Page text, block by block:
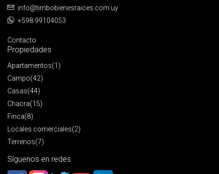
info@timbobienesraices.com.uy
+598 99104053
Contacto
Propiedades
Apartamentos(1)
Campo(42)
Casas(44)
Chacra(15)
Finca(8)
Locales comerciales(2)
Terrenos(7)
Síguenos en redes